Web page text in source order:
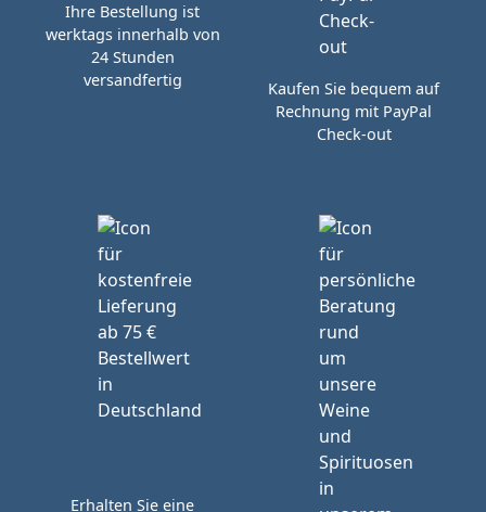
Ihre Bestellung ist
werktags innerhalb von
24 Stunden
versandfertig
Kaufen Sie bequem auf
Rechnung mit PayPal
Check-out
Erhalten Sie eine